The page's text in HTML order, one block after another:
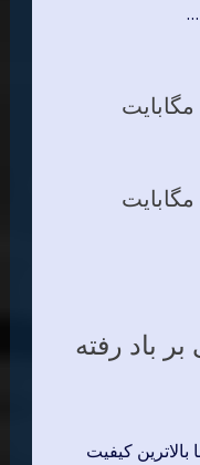
…
باد رفته
بالاترین کیفیت